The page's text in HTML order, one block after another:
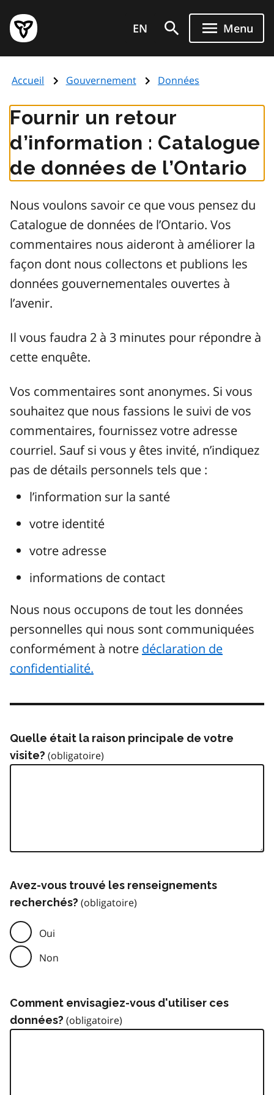
au
contenu
principal
Page
d'accueil
de
EN Menu
Accueil Gouvernement Données
Fournir un retour
d’information : Catalogue
de données de l’Ontario
Nous voulons savoir ce que vous pensez du
Catalogue de données de l’Ontario. Vos
commentaires nous aideront à améliorer la
façon dont nous collectons et publions les
données gouvernementales ouvertes à
l’avenir.
Il vous faudra 2 à 3 minutes pour répondre à
cette enquête.
Vos commentaires sont anonymes. Si vous
souhaitez que nous fassions le suivi de vos
commentaires, fournissez votre adresse
courriel. Sauf si vous y êtes invité, n’indiquez
pas de détails personnels tels que :
l’information sur la santé
votre identité
votre adresse
informations de contact
Nous nous occupons de tout les données
personnelles qui nous sont communiquées
conformément à notre déclaration de
confidentialité.
Quelle était la raison principale de votre
visite?
Avez-vous trouvé les renseignements
recherchés?
Oui
Non
Comment envisagiez-vous d'utiliser ces
données?